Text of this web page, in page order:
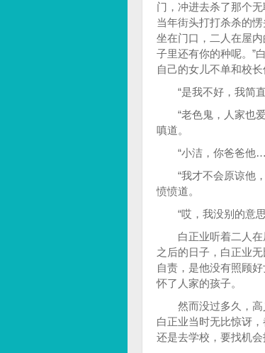
门，冲进去杀了那个
当年街头打打杀杀的
坐在门口，二人在屋
子里还有你的种呢。”
自己的女儿不单和校
“是我不好，我简直
“老色鬼，人家也爱
嗔道。
“小洁，你爸爸他……
“我才不会原谅他，
愤愤道。
“哎，我没别的意思
白正业听着二人在屋
之后的日子，白正业
自责，是他没有照顾
怀了人家的孩子。
然而没过多久，高
白正业当时无比惊讶
还是去学校，要找机会